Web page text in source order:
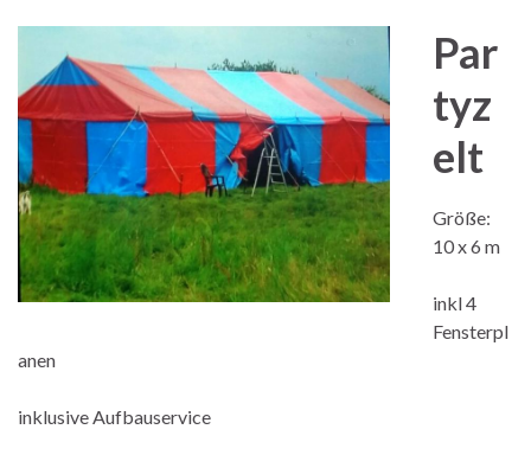
Par
tyz
elt
Größe:
10 x 6 m
inkl 4
Fensterpl
anen
inklusive Aufbauservice